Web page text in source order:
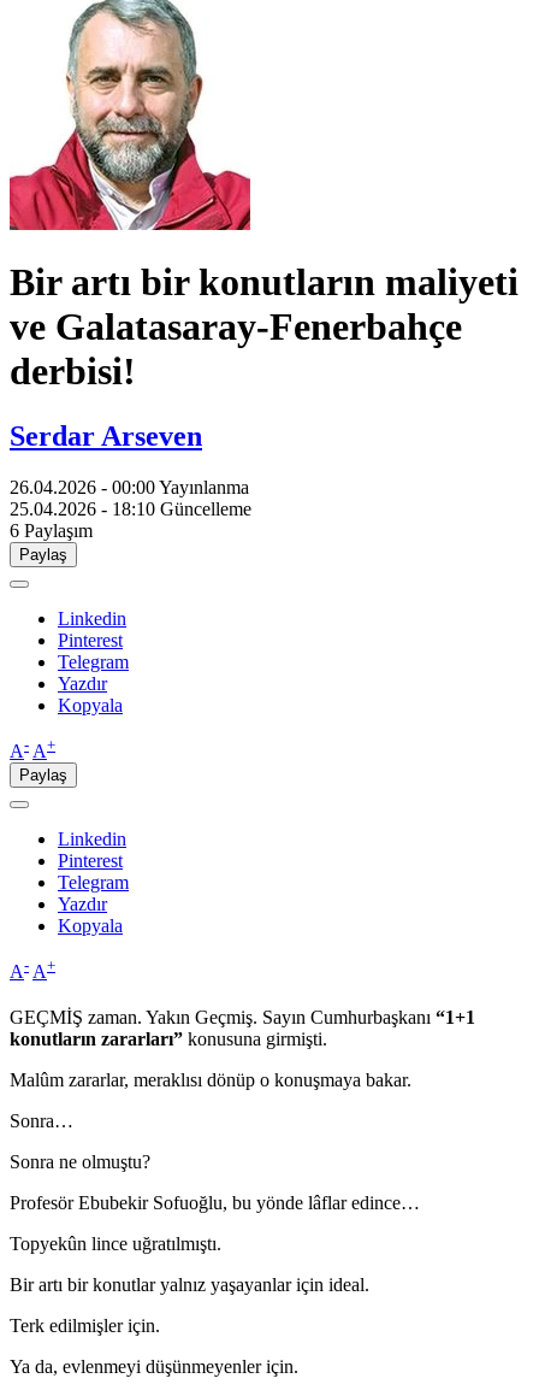
Bir artı bir konutların maliyeti
ve Galatasaray-Fenerbahçe
derbisi!
Serdar Arseven
26.04.2026 - 00:00Yayınlanma
25.04.2026 - 18:10 Güncelleme
6 Paylaşım
Paylaş
Linkedin
Pinterest
Telegram
Yazdır
Kopyala
A- A+
Paylaş
Linkedin
Pinterest
Telegram
Yazdır
Kopyala
A- A+
GEÇMİŞ zaman. Yakın Geçmiş. Sayın Cumhurbaşkanı “1+1
konutların zararları” konusuna girmişti.
Malûm zararlar, meraklısı dönüp o konuşmaya bakar.
Sonra…
Sonra ne olmuştu?
Profesör Ebubekir Sofuoğlu, bu yönde lâflar edince…
Topyekûn lince uğratılmıştı.
Bir artı bir konutlar yalnız yaşayanlar için ideal.
Terk edilmişler için.
Ya da, evlenmeyi düşünmeyenler için.